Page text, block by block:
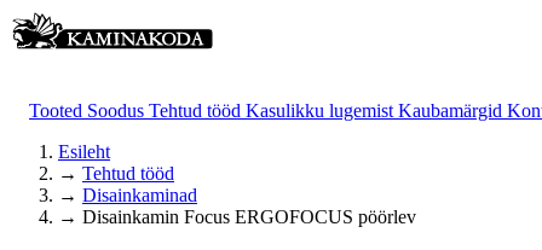
Tooted Soodus Tehtud tööd Kasulikku lugemist Kaubamärgid
Esileht
→ Tehtud tööd
→ Disainkaminad
→ Disainkamin Focus ERGOFOCUS pöörlev